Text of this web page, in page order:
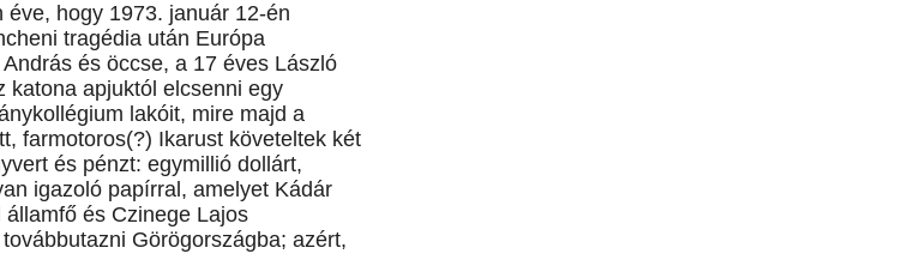
hogy 1973. január 12-én
tragédia után Európa
és öccse, a 17 éves László
katona apjuktól elcsenni egy
lakóit, mire majd a
farmotoros(?) Ikarust követeltek két
és pénzt: egymillió dollárt,
igazoló papírral, amelyet Kádár
és Czinege Lajos
Görögországba; azért,